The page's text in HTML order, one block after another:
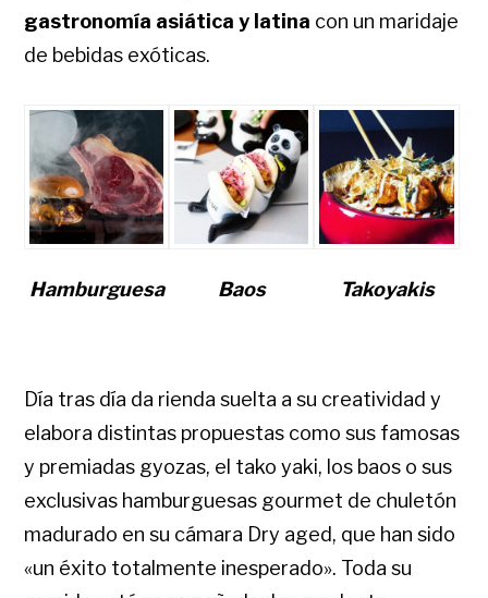
gastronomía asiática y latina con un maridaje
de bebidas exóticas.
Hamburguesa Baos Takoyakis
Día tras día da rienda suelta a su creatividad y
elabora distintas propuestas como sus famosas
y premiadas gyozas, el tako yaki, los baos o sus
exclusivas hamburguesas gourmet de chuletón
madurado en su cámara Dry aged, que han sido
«un éxito totalmente inesperado». Toda su